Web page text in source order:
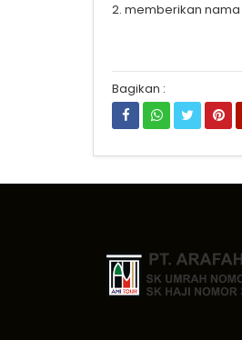
2. memberikan
Bagikan :